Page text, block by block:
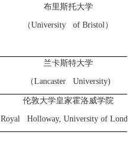
布里斯托大学
（University of Bristol）
兰卡斯特大学
（Lancaster University)
伦敦大学皇家霍洛威学院
Royal Holloway, University of